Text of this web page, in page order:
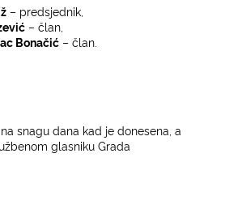
– predsjednik,
– član,
Bonačić – član.
snagu dana kad je donesena, a
glasniku Grada